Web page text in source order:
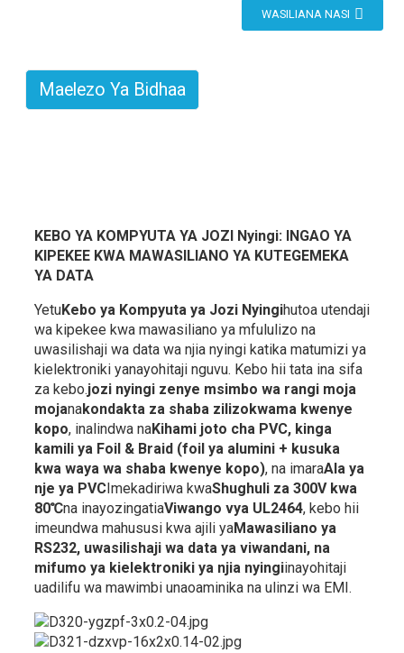
WASILIANA NASI
Maelezo Ya Bidhaa
KEBO YA KOMPYUTA YA JOZI Nyingi: INGAO YA
KIPEKEE KWA MAWASILIANO YA KUTEGEMEKA
YA DATA
YetuKebo ya Kompyuta ya Jozi Nyingihutoa utendaji
wa kipekee kwa mawasiliano ya mfululizo na
uwasilishaji wa data wa njia nyingi katika matumizi ya
kielektroniki yanayohitaji nguvu. Kebo hii tata ina sifa
za kebo.jozi nyingi zenye msimbo wa rangi moja
mojanakondakta za shaba zilizokwama kwenye
kopo, inalindwa naKihami joto cha PVC, kinga
kamili ya Foil & Braid (foil ya alumini + kusuka
kwa waya wa shaba kwenye kopo), na imaraAla ya
nje ya PVCImekadiriwa kwaShughuli za 300V kwa
80℃na inayozingatiaViwango vya UL2464, kebo hii
imeundwa mahususi kwa ajili yaMawasiliano ya
RS232, uwasilishaji wa data ya viwandani, na
mifumo ya kielektroniki ya njia nyingiinayohitaji
uadilifu wa mawimbi unaoaminika na ulinzi wa EMI.